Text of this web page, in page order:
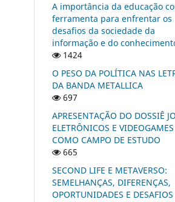
A importância da educação
ferramenta para enfrentar os
desafios da sociedade da
informação e do
1424
O PESO DA POLÍTICA NAS
DA BANDA METALLICA
697
APRESENTAÇÃO DO DOSSIÊ
ELETRÔNICOS E VIDEOGAMES
COMO CAMPO DE ESTUDO
665
SECOND LIFE E METAVERSO:
SEMELHANÇAS, DIFERENÇAS,
OPORTUNIDADES E DESAFIOS